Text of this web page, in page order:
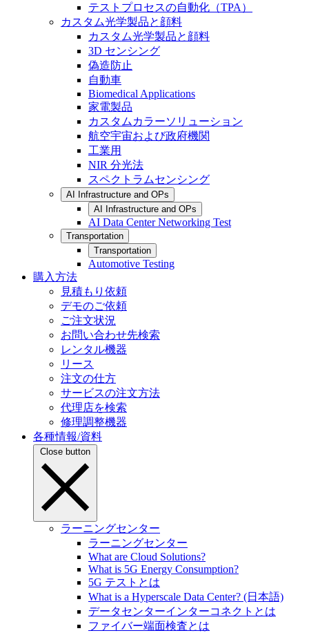
テストプロセスの自動化（TPA）
カスタム光学製品と顔料
カスタム光学製品と顔料
3D センシング
偽造防止
自動車
Biomedical Applications
家電製品
カスタムカラーソリューション
航空宇宙および政府機関
工業用
NIR 分光法
スペクトラムセンシング
AI Infrastructure and OPs
AI Infrastructure and OPs
AI Data Center Networking Test
Transportation
Transportation
Automotive Testing
購入方法
見積もり依頼
デモのご依頼
ご注文状況
お問い合わせ先検索
レンタル機器
リース
注文の仕方
サービスの注文方法
代理店を検索
修理調整機器
各種情報/資料
Close button
ラーニングセンター
ラーニングセンター
What are Cloud Solutions?
What is 5G Energy Consumption?
5G テストとは
What is a Hyperscale Data Center? (日本語)
データセンターインターコネクトとは
ファイバー端面検査とは